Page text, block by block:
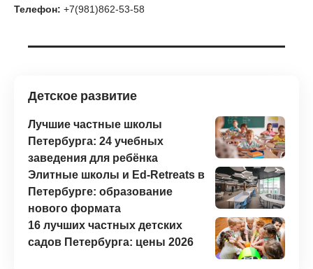
Телефон: +7(981)862-53-58
Детское развитие
Лучшие частные школы
Петербурга: 24 учебных
заведения для ребёнка
Элитные школы и Ed-Retreats в
Петербурге: образование
нового формата
16 лучших частных детских
садов Петербурга: цены 2026